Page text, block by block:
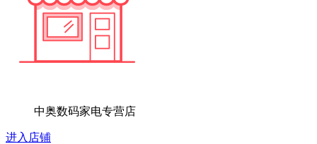
中奥数码家电专营店
进入店铺